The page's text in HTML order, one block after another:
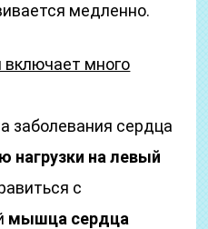
медленно.
включает много
заболевания сердца
нагрузки на левый
с
мышца сердца